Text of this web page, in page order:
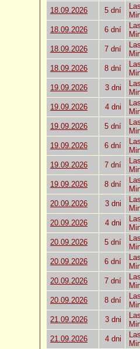
18.09.2026
5 dní
18.09.2026
6 dní
18.09.2026
7 dní
18.09.2026
8 dní
19.09.2026
3 dni
19.09.2026
4 dni
19.09.2026
5 dní
19.09.2026
6 dní
19.09.2026
7 dní
19.09.2026
8 dní
20.09.2026
3 dni
20.09.2026
4 dni
20.09.2026
5 dní
20.09.2026
6 dní
20.09.2026
7 dní
20.09.2026
8 dní
21.09.2026
3 dni
21.09.2026
4 dni